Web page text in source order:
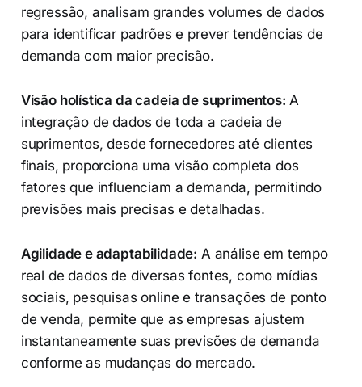
regressão, analisam grandes volumes de dados
para identificar padrões e prever tendências de
demanda com maior precisão.
Visão holística da cadeia de suprimentos: A
integração de dados de toda a cadeia de
suprimentos, desde fornecedores até clientes
finais, proporciona uma visão completa dos
fatores que influenciam a demanda, permitindo
previsões mais precisas e detalhadas.
Agilidade e adaptabilidade: A análise em tempo
real de dados de diversas fontes, como mídias
sociais, pesquisas online e transações de ponto
de venda, permite que as empresas ajustem
instantaneamente suas previsões de demanda
conforme as mudanças do mercado.